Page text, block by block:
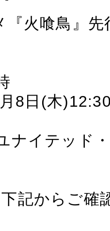
『火喰鳥』
8日(木
ナイテッド
記からご確